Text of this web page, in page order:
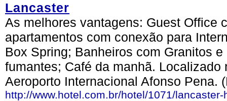
Lancaster
As melhores vantagens: Guest Office
apartamentos com conexão para
Box Spring; Banheiros com Granitos
fumantes; Café da manhã.
Aeroporto Internacional Afonso Pena.
http://www.hotel.com.br/hotel/1071/